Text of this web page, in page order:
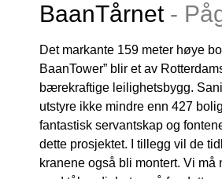
Det markante 159 meter høye
BaanTower” blir et av
bærekraftige leilighetsbygg.
utstyre ikke mindre enn 427
fantastisk servantskap og
dette prosjektet. I tillegg vil de
kranene også bli montert. Vi må
med tålmodighet også for dette